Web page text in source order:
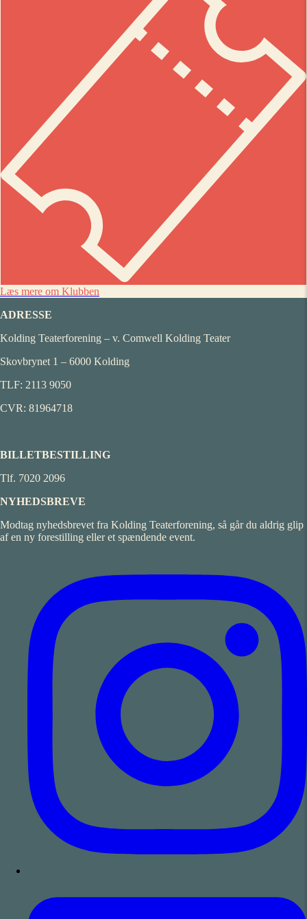
Læs mere om Klubben
ADRESSE
Kolding Teaterforening – v. Comwell Kolding Teater
Skovbrynet 1 – 6000 Kolding
TLF: 2113 9050
CVR: 81964718
BILLETBESTILLING
Tlf. 7020 2096
NYHEDSBREVE
Modtag nyhedsbrevet fra Kolding Teaterforening, så går du aldrig glip
af en ny forestilling eller et spændende event.